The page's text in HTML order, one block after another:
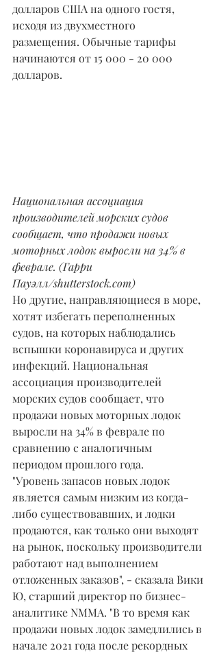
долларов США на одного гостя,
исходя из двухместного
размещения. Обычные тарифы
начинаются от 15 000 - 20 000
долларов.
Национальная ассоциация
производителей морских судов
сообщает, что продажи новых
моторных лодок выросли на 34% в
феврале. (Гарри
Пауэлл/shutterstock.com)
Но другие, направляющиеся в море,
хотят избегать переполненных
судов, на которых наблюдались
вспышки коронавируса и других
инфекций. Национальная
ассоциация производителей
морских судов сообщает, что
продажи новых моторных лодок
выросли на 34% в феврале по
сравнению с аналогичным
периодом прошлого года.
"Уровень запасов новых лодок
является самым низким из когда-
либо существовавших, и лодки
продаются, как только они выходят
на рынок, поскольку производители
работают над выполнением
отложенных заказов", - сказала Вики
Ю, старший директор по бизнес-
аналитике NMMA. "В то время как
продажи новых лодок замедлились в
начале 2021 года после рекордных